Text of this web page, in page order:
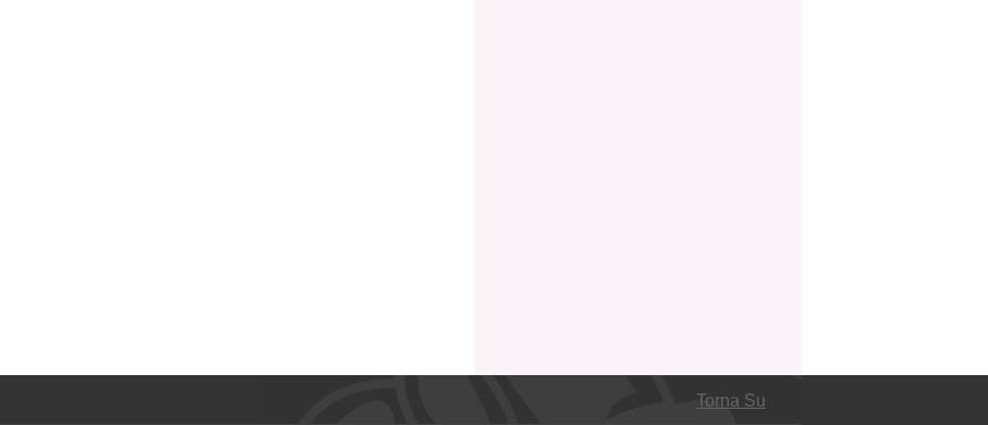
Torna Su